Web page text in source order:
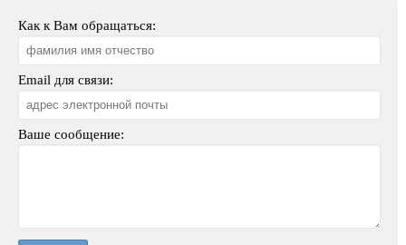
Как к Вам обращаться:
Email для связи:
Ваше сообщение: